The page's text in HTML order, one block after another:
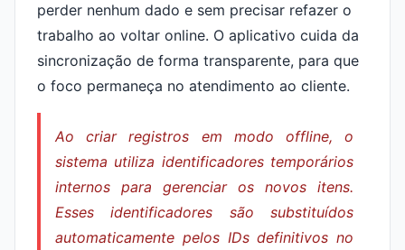
perder nenhum dado e sem precisar refazer o
trabalho ao voltar online. O aplicativo cuida da
sincronização de forma transparente, para que
o foco permaneça no atendimento ao cliente.
Ao criar registros em modo offline, o
sistema utiliza identificadores temporários
internos para gerenciar os novos itens.
Esses identificadores são substituídos
automaticamente pelos IDs definitivos no